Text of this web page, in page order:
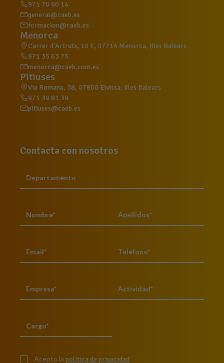
971 70 60 14
general@caeb.es
formacion@caeb.es
Menorca
Carrer d'Artrutx, 10 E, 07714 Menorca, Illes Balears
971 35 63 75
menorca@caeb.com.es
Pitiuses
Via Romana, 38, 07800 Eivissa, Illes Balears
971 39 81 39
pitiuses@caeb.es
Contacta con nosotros
Acepto la política de privacidad